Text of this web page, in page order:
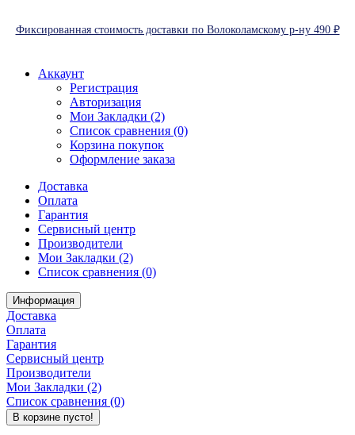
Фиксированная стоимость доставки по Волоколамскому р-ну 490 ₽
Аккаунт
Регистрация
Авторизация
Мои Закладки (2)
Список сравнения (0)
Корзина покупок
Оформление заказа
Доставка
Оплата
Гарантия
Сервисный центр
Производители
Мои Закладки (2)
Список сравнения (0)
Информация
Доставка
Оплата
Гарантия
Сервисный центр
Производители
Мои Закладки (2)
Список сравнения (0)
В корзине пусто!